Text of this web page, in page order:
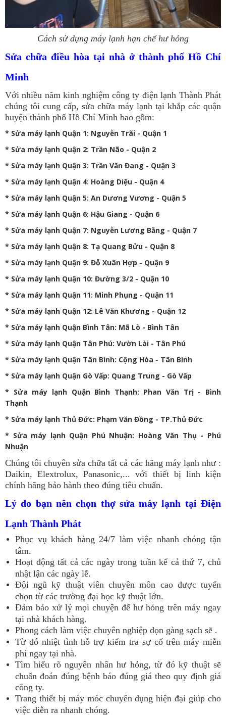
Cách sử dụng máy lạnh hạn chế hư hỏng
Sửa chữa điều hòa tại nhà ở thành phố Hồ Chí
Minh
Với nhiều năm kinh nghiệm công ty điện lạnh Thành Phát
chúng tôi cung cấp, sửa chữa máy lạnh tại khắp các quận
huyện thành phố Hồ Chí Minh bao gồm:
* Sửa máy lạnh Quận 1: Nguyễn Trãi - Quận 1
* Sửa máy lạnh Quận 2: Trần Não - Quận 2
* Sửa máy lạnh Quận 3: Trần Văn Đang - Quận 3
* Sửa máy lạnh Quận 4: Hoàng Diệu - Quận 4
* Sửa máy lạnh Quận 5: An Dương Vương - Quận 5
* Sửa máy lạnh Quận 6: Hậu Giang - Quận 6
* Sửa máy lạnh Quận 7: Nguyễn Lương Bằng - Quận 7
* Sửa máy lạnh Quận 8: Tạ Quang Bửu - Quận 8
* Sửa máy lạnh Quận 9: Đỗ Xuân Hợp - Quận 9
* Sửa máy lạnh Quận 10: Đường 3/2 - Quận 10
* Sửa máy lạnh Quận 11: Minh Phụng - Quận 11
* Sửa máy lạnh Quận 12: Lê Văn Khương - Quận 12
* Sửa máy lạnh Quận Bình Tân: Mã Lò - Bình Tân
* Sửa máy lạnh Quận Tân Phú: Vườn Lài - Tân Phú
* Sửa máy lạnh Quận Tân Bình: Cộng Hòa - Tân Bình
* Sửa máy lạnh Quận Gò Vấp: Quang Trung - Gò Vấp
* Sửa máy lạnh Quận Bình Thạnh: Phan Văn Trị - Bình
Thạnh
* Sửa máy lạnh Thủ Đức: Phạm Văn Đồng - TP.Thủ Đức
* Sửa máy lạnh Quận Phú Nhuận: Hoàng Văn Thụ - Phú
Nhuận
Chúng tôi chuyên sửa chữa tất cả các hãng máy lạnh như :
Daikin, Elextrolux, Panasonic,... với thiết bị linh kiện
chính hãng bảo hành theo đúng tiêu chuẩn.
Lý do bạn nên chọn thợ sửa máy lạnh tại Điện
Lạnh Thành Phát
Phục vụ khách hàng 24/7 làm việc nhanh chóng tận
tâm.
Hoạt động tất cả các ngày trong tuần kể cả thứ 7, chủ
nhật lận các ngày lễ.
Đội ngũ kỹ thuật viên chuyên môn cao được tuyển
chọn từ các trường đại học kỹ thuật lớn.
Đảm bảo xử lý mọi chuyện để hư hỏng trên máy ngay
tại nhà khách hàng.
Phong cách làm việc chuyên nghiệp dọn gàng sạch sẽ .
Từ đó nhiệt tình hỗ trợ kiểm tra sự cố trên máy miễn
phí ngay tại nhà.
Tìm hiểu rõ nguyên nhân hư hỏng, từ đó kỹ thuật sẽ
chuẩn đoán đúng bệnh báo đúng giá theo quy định giá
công ty.
Trang thiết bị máy móc chuyên dụng hiện đại giúp cho
việc diễn ra nhanh chóng.